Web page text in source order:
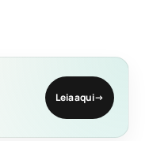
Leia aqui→